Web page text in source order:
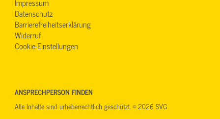
Datenschutz
Barrierefreiheitserklärung
Widerruf
Cookie-Einstellungen
ANSPRECHPERSON FINDEN
Alle Inhalte sind urheberrechtlich geschützt. © 2026 SVG